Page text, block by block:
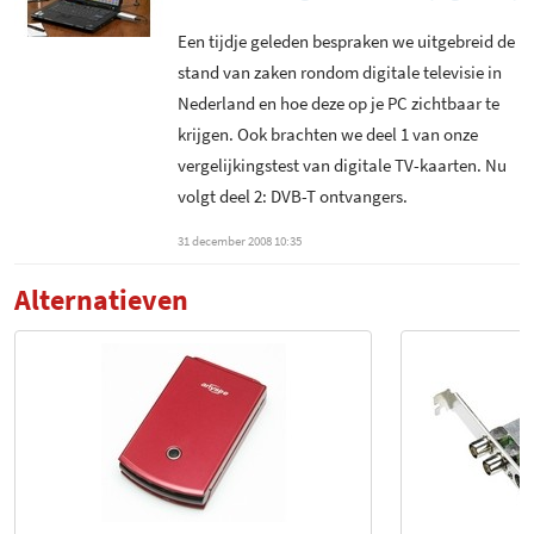
Common Interface slot - CI+
Optioneel Common Interface
Ingebouwde CA module -
Aantal knoppen
afstandsbediening
DVB-T - Antenne meegeleverd
DVB-T - Antenne voeding
S-Video ingang
EPG - Internet
decoder te kiezen
Directe digitale opname -
Directe digitale opname - .TS
Een tijdje geleden bespraken we uitgebreid de
stand van zaken rondom digitale televisie in
Nederland en hoe deze op je PC zichtbaar te
krijgen. Ook brachten we deel 1 van onze
vergelijkingstest van digitale TV-kaarten. Nu
volgt deel 2: DVB-T ontvangers.
31 december 2008 10:35
Alternatieven